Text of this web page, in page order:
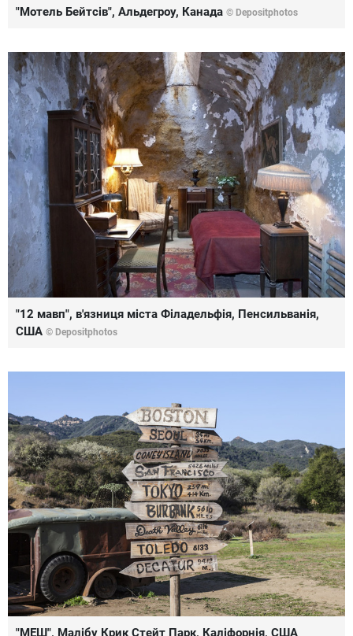
"Мотель Бейтсів", Альдегроу, Канада © Depositphotos
"12 мавп", в'язниця міста Філадельфія, Пенсильванія,
США © Depositphotos
"МЕШ", Малібу Крик Стейт Парк, Каліфорнія, США